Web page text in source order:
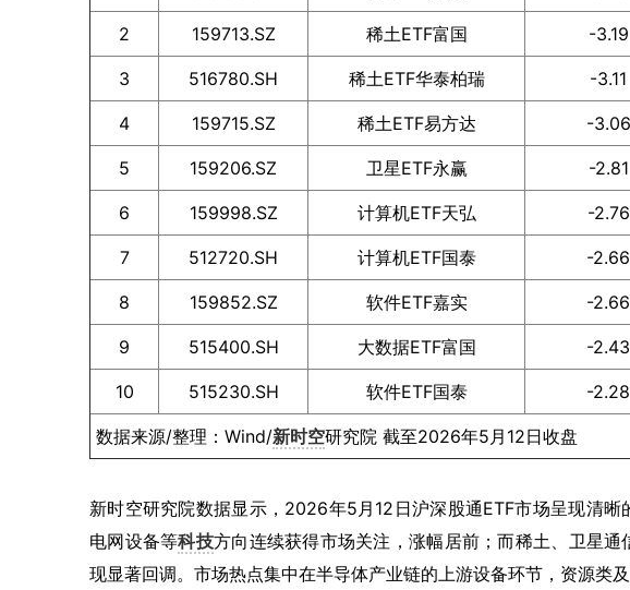
2 159713.SZ 稀土ETF富国 -3.19
3 516780.SH 稀土ETF华泰柏瑞 -3.11
4 159715.SZ 稀土ETF易方达 -3.06
5 159206.SZ 卫星ETF永赢 -2.81
6 159998.SZ 计算机ETF天弘 -2.76
7 512720.SH 计算机ETF国泰 -2.66
8 159852.SZ 软件ETF嘉实 -2.66
9 515400.SH 大数据ETF富国 -2.43
10 515230.SH 软件ETF国泰 -2.28
数据来源/整理：Wind/新时空研究院 截至2026年5月12日收盘
新时空研究院数据显示，2026年5月12日沪深股通ETF市场呈现清
电网设备等科技方向连续获得市场关注，涨幅居前；而稀土、卫星
现显著回调。市场热点集中在半导体产业链的上游设备环节，资源类